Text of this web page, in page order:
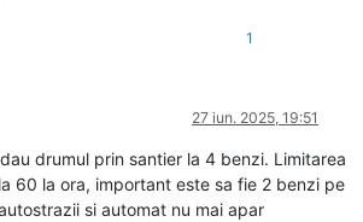
1
27 iun. 2025, 19:51
drumul prin santier la 4 benzi. Limitarea
60 la ora, important este sa fie 2 benzi pe
si automat nu mai apar